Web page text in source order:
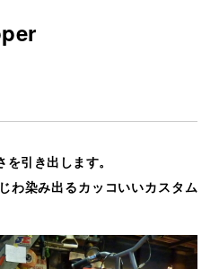
引き出します。
わ染み出るカッコいいカスタム